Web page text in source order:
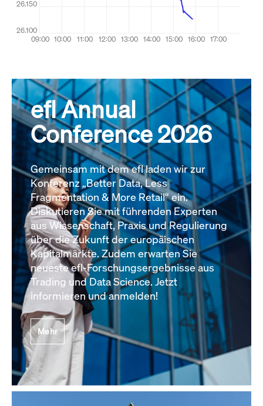
efl Annual
Conference 2026
Gemeinsam mit dem efl laden wir zur
Konferenz „Better Data, Less
Fragmentation & More Retail“ ein.
Diskutieren Sie mit führenden Experten
aus Wissenschaft, Praxis und Regulierung
über die Zukunft der europäischen
Kapitalmärkte. Zudem erwarten Sie
neueste efl-Forschungsergebnisse aus
Trading und Data Science. Jetzt
informieren und anmelden!
Mehr